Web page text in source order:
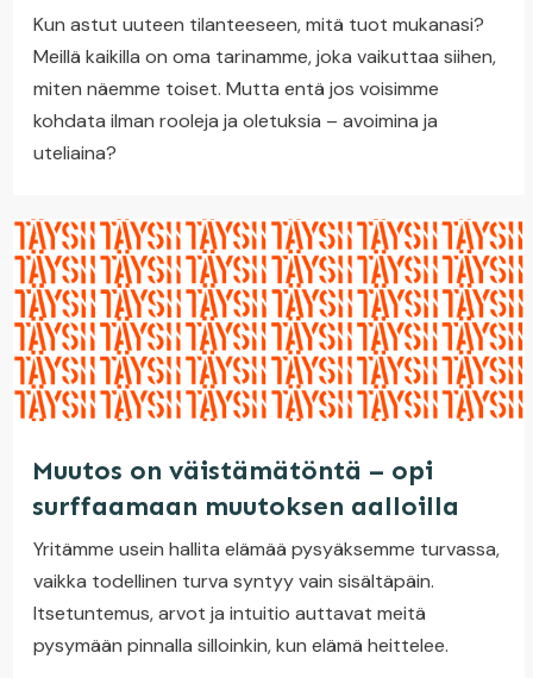
Kun astut uuteen tilanteeseen, mitä tuot mukanasi?
Meillä kaikilla on oma tarinamme, joka vaikuttaa siihen,
miten näemme toiset. Mutta entä jos voisimme
kohdata ilman rooleja ja oletuksia – avoimina ja
uteliaina?
Muutos on väistämätöntä – opi
surffaamaan muutoksen aalloilla
Yritämme usein hallita elämää pysyäksemme turvassa,
vaikka todellinen turva syntyy vain sisältäpäin.
Itsetuntemus, arvot ja intuitio auttavat meitä
pysymään pinnalla silloinkin, kun elämä heittelee.